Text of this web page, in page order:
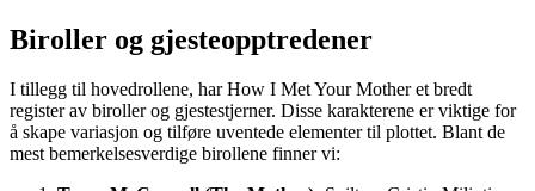
Biroller og gjesteopptredener
I tillegg til hovedrollene, har How I Met Your Mother et bredt
register av biroller og gjestestjerner. Disse karakterene er viktige for
å skape variasjon og tilføre uventede elementer til plottet. Blant de
mest bemerkelsesverdige birollene finner vi: